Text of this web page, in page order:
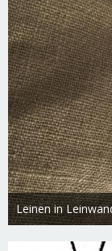
Leinen in
Swietlana
17. März